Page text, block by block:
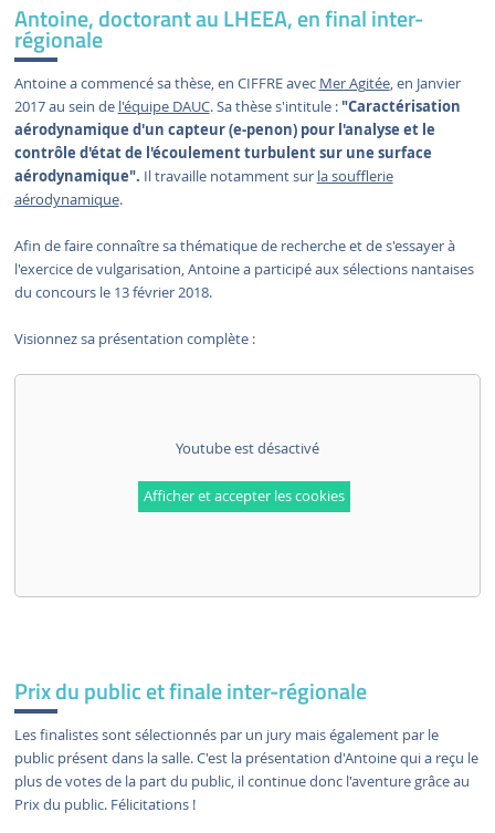
Antoine, doctorant au LHEEA, en final inter-
régionale
Antoine a commencé sa thèse, en CIFFRE avec Mer Agitée, en Janvier
2017 au sein de l'équipe DAUC. Sa thèse s'intitule :"Caractérisation
aérodynamique d'un capteur (e-penon) pour l'analyse et le
contrôle d'état de l'écoulement turbulent sur une surface
aérodynamique". Il travaille notamment sur la soufflerie
aérodynamique.
Afin de faire connaître sa thématique de recherche et de s'essayer à
l'exercice de vulgarisation, Antoine a participé aux sélections nantaises
du concours le 13 février 2018.
Visionnez sa présentation complète :
Youtube est désactivé
Afficher et accepter les cookies
Prix du public et finale inter-régionale
Les finalistes sont sélectionnés par un jury mais également par le
public présent dans la salle. C'est la présentation d'Antoine qui a reçu le
plus de votes de la part du public, il continue donc l'aventure grâce au
Prix du public. Félicitations !